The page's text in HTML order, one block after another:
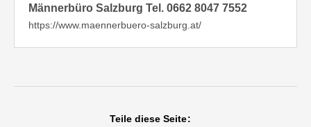
Männerbüro Salzburg Tel. 0662 8047 7552
https://www.maennerbuero-salzburg.at/
Teile diese Seite: